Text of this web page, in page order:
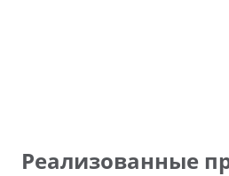
Реализованные